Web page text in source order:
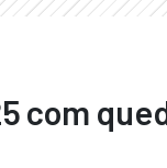
com